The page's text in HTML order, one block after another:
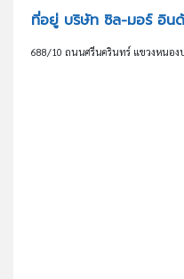
ที่อยู่ บริษัท ซิล-มอร์ อิน
688/10 ถนนศรีนครินทร์ แขวงหนอง